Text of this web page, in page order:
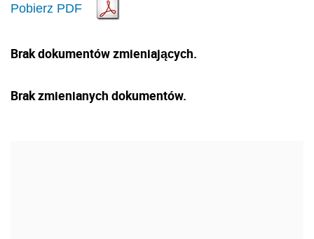
Pobierz PDF
Brak dokumentów zmieniających.
Brak zmienianych dokumentów.